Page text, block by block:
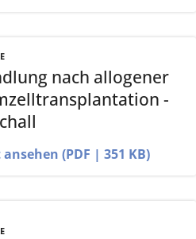
nach allogener
-
ansehen (PDF | 351 KB)